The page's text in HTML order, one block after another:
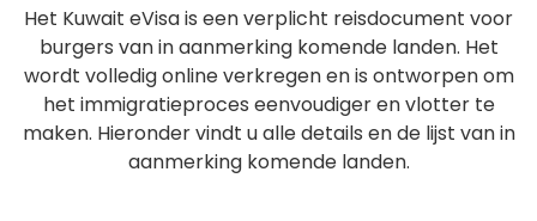
Het Kuwait eVisa is een verplicht reisdocument voor
burgers van in aanmerking komende landen. Het
wordt volledig online verkregen en is ontworpen om
het immigratieproces eenvoudiger en vlotter te
maken. Hieronder vindt u alle details en de lijst van in
aanmerking komende landen.